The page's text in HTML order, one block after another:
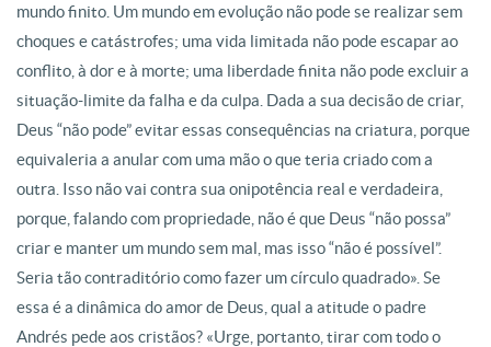
mundo finito. Um mundo em evolução não pode se realizar sem
choques e catástrofes; uma vida limitada não pode escapar ao
conflito, à dor e à morte; uma liberdade finita não pode excluir a
situação-limite da falha e da culpa. Dada a sua decisão de criar,
Deus “não pode” evitar essas consequências na criatura, porque
equivaleria a anular com uma mão o que teria criado com a
outra. Isso não vai contra sua onipotência real e verdadeira,
porque, falando com propriedade, não é que Deus “não possa”
criar e manter um mundo sem mal, mas isso “não é possível”.
Seria tão contraditório como fazer um círculo quadrado». Se
essa é a dinâmica do amor de Deus, qual a atitude o padre
Andrés pede aos cristãos? «Urge, portanto, tirar com todo o